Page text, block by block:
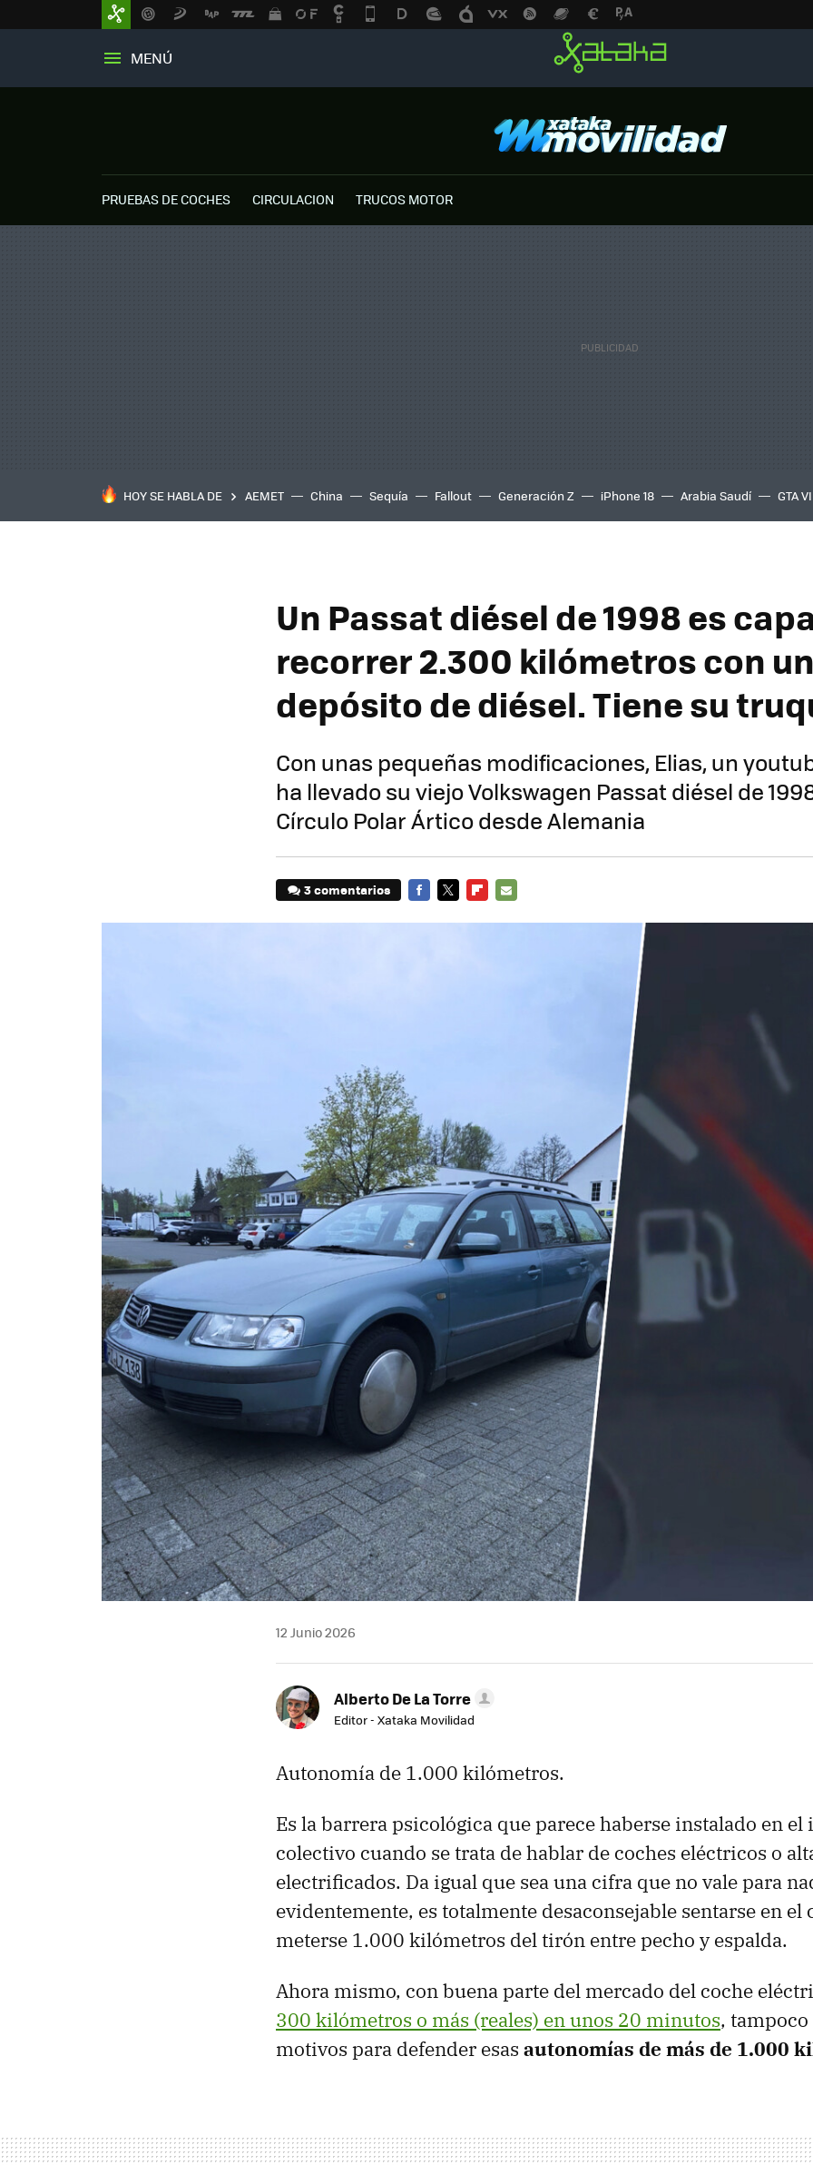
MENÚ
PRUEBAS DE COCHES CIRCULACION TRUCOS MOTOR
HOY SE HABLA DE AEMET China Sequía Fallout Generación Z iPhone 18 Arabia Saudí GTA VI
Un Passat diésel de 1998 es
recorrer 2.300 kilómetros con
depósito de diésel. Tiene su
Con unas pequeñas modificaciones, Elias, un
ha llevado su viejo Volkswagen Passat diésel de
Círculo Polar Ártico desde Alemania
3 comentarios
12 Junio 2026
Alberto De La Torre
Editor - Xataka Movilidad
Autonomía de 1.000 kilómetros.
Es la barrera psicológica que parece haberse instalado en
colectivo cuando se trata de hablar de coches eléctricos o
electrificados. Da igual que sea una cifra que no vale para
evidentemente, es totalmente desaconsejable sentarse en el
meterse 1.000 kilómetros del tirón entre pecho y espalda.
Ahora mismo, con buena parte del mercado del coche
300 kilómetros o más (reales) en unos 20 minutos,
motivos para defender esas autonomías de más de 1.000